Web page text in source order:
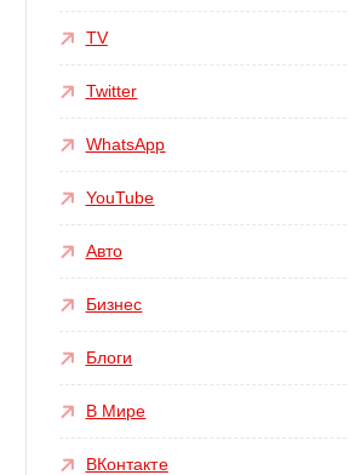
TV
Twitter
WhatsApp
YouTube
Авто
Бизнес
Блоги
В Мире
ВКонтакте